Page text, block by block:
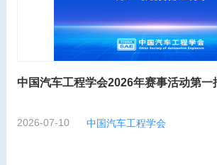
中国汽车工程学会2026年赛事活动第一
2026-07-10 中国汽车工程学会